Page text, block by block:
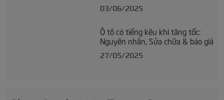
03/06/2025
Ô tô có tiếng kêu khi tăng tốc:
Nguyên nhân, Sửa chữa & báo giá
27/05/2025